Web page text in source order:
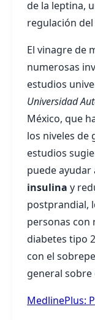
de la leptina,
regulación
El vinagre de
numerosas
estudios
Universidad
México, que
los niveles de
estudios
puede ayudar
insulina y
postprandial,
personas con
diabetes tipo
con el
general sobre
MedlinePlus: